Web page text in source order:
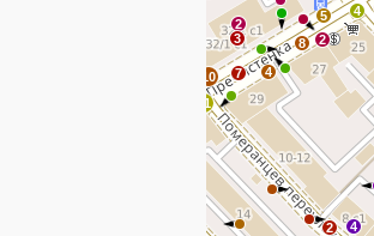
10
3
2
4
5
8
2
4
7
11
2
4